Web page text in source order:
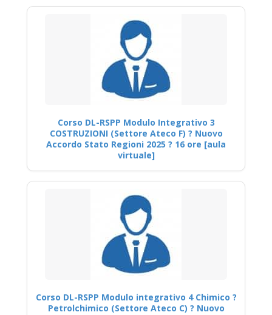
Corso DL-RSPP Modulo Integrativo 3
COSTRUZIONI (Settore Ateco F) ? Nuovo
Accordo Stato Regioni 2025 ? 16 ore [aula
virtuale]
Corso DL-RSPP Modulo integrativo 4 Chimico ?
Petrolchimico (Settore Ateco C) ? Nuovo